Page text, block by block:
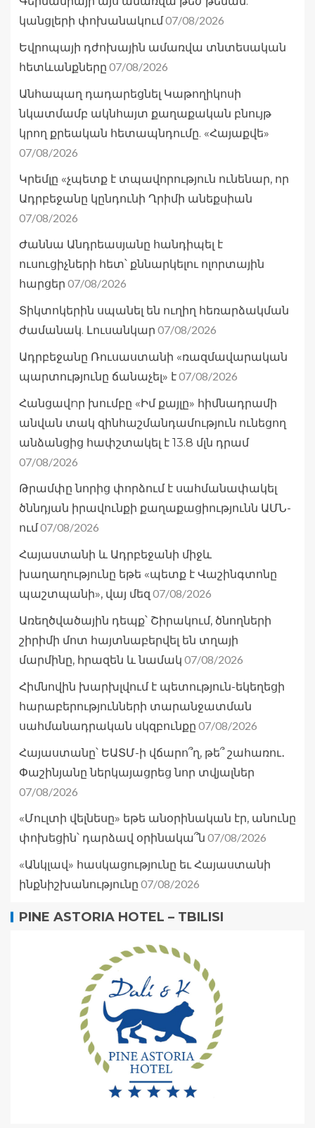
կանցլերի փոխանակում07/08/2026
Եվրոպայի դժոխային ամառվա տնտեսական
հետևանքները 07/08/2026
Անհապաղ դադարեցնել Կաթողիկոսի
նկատմամբ ակնհայտ քաղաքական բնույթ
կրող քրեական հետապնդումը. «Հայաքվե»
07/08/2026
Կրեմլը «չպետք է տպավորություն ունենար, որ
Ադրբեջանը կընդունի Ղրիմի անեքսիան
07/08/2026
Ժաննա Անդրեասյանը հանդիպել է
ուսուցիչների հետ՝ քննարկելու ոլորտային
հարցեր 07/08/2026
Տիկտոկերին սպանել են ուղիղ հեռարձակման
ժամանակ. Լուսանկար 07/08/2026
Ադրբեջանը Ռուսաստանի «ռազմավարական
պարտությունը ճանաչել» է07/08/2026
Հանցավnր խումբը «Իմ քայլը» հիմնադրամի
անվան տակ զինհաշմանդամություն ունեցող
անձանցից հափշտակել է 13.8 մլն դրամ
07/08/2026
Թրամփը նորից փորձում է սահմանափակել
ծննդյան իրավունքի քաղաքացիությունն ԱՄՆ-
ում07/08/2026
Հայաստանի և Ադրբեջանի միջև
խաղաղությունը եթե «պետք է Վաշինգտոնը
պաշտպանի», վայ մեզ 07/08/2026
Առեղծվածային դեպք՝ Շիրակում, ծնողների
շիրիմի մոտ հայտնաբերվել են տղայի
մարմինը, հրազեն և նամակ 07/08/2026
Հիմնովին խարխլվում է պետություն-եկեղեցի
հարաբերությունների տարանջատման
սահմանադրական սկզբունքը 07/08/2026
Հայաստանը՝ ԵԱՏՄ-ի վճարո՞ղ, թե՞ շահառու․
Փաշինյանը ներկայացրեց նոր տվյալներ
07/08/2026
«Մուլտի վելնեսը» եթե անօրինական էր, անունը
փոխեցին՝ դարձավ օրինակա՞ն 07/08/2026
«Անկլավ» հասկացությունը եւ Հայաստանի
ինքնիշխանությունը 07/08/2026
PINE ASTORIA HOTEL – TBILISI